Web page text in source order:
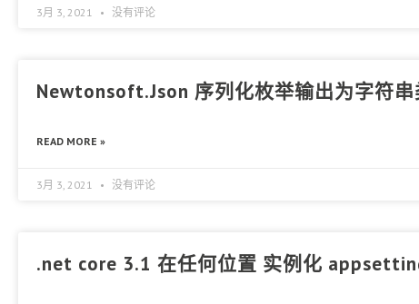
3月 3, 2021 没有评论
Newtonsoft.Json 序列化枚举输出为字符串
READ MORE »
3月 3, 2021 没有评论
.net core 3.1 在任何位置 实例化